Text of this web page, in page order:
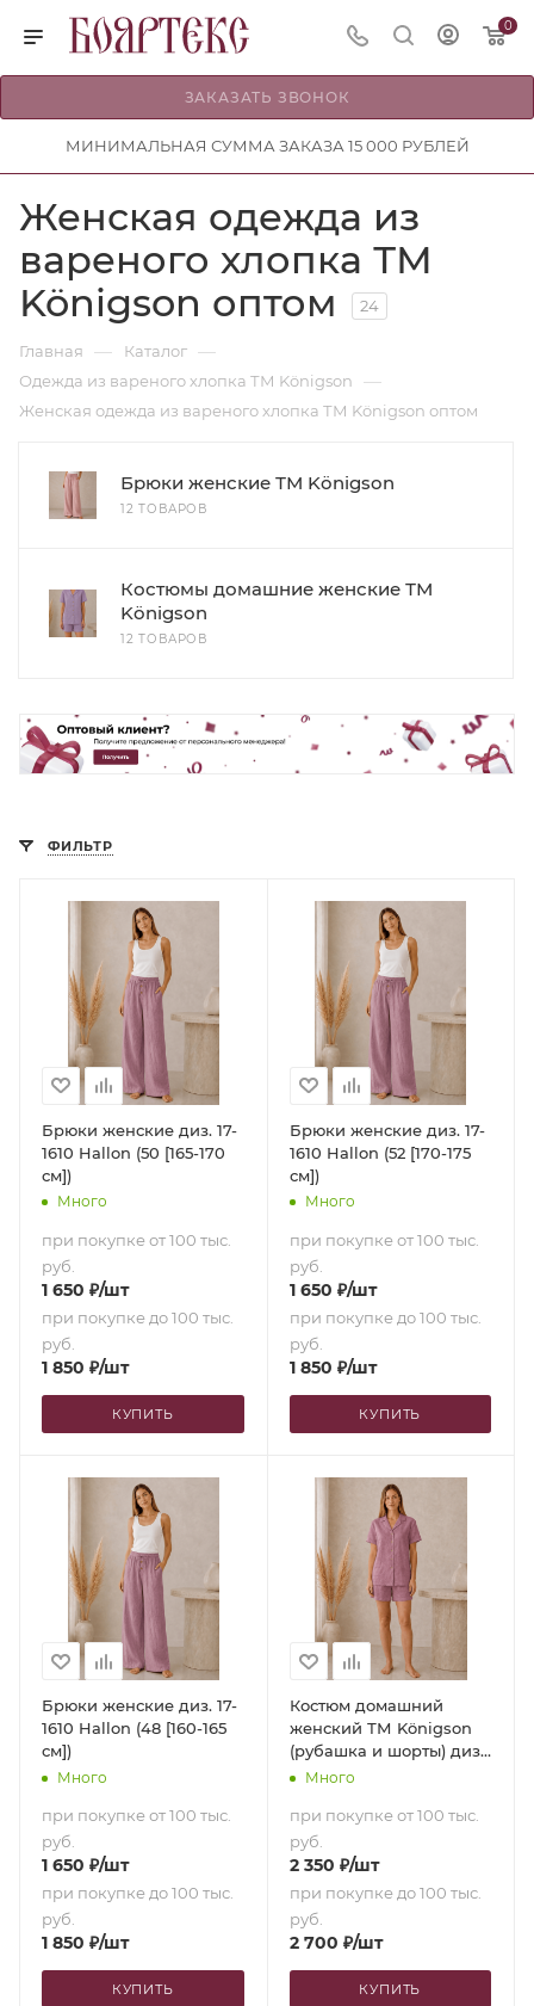
0
ЗАКАЗАТЬ ЗВОНОК
МИНИМАЛЬНАЯ СУММА ЗАКАЗА 15 000 РУБЛЕЙ
Женская одежда из
вареного хлопка ТМ
Königson оптом
24
Главная — Каталог —
Одежда из вареного хлопка ТМ Königson —
Женская одежда из вареного хлопка ТМ Königson оптом
Брюки женские ТМ Königson
12 ТОВАРОВ
Костюмы домашние женские ТМ
Königson
12 ТОВАРОВ
ФИЛЬТР
Брюки женские диз. 17-
1610 Hallon (50 [165-170
см])
Много
при покупке от 100 тыс.
руб.
1 650 ₽/шт
при покупке до 100 тыс.
руб.
1 850 ₽/шт
КУПИТЬ
Брюки женские диз. 17-
1610 Hallon (52 [170-175
см])
Много
при покупке от 100 тыс.
руб.
1 650 ₽/шт
при покупке до 100 тыс.
руб.
1 850 ₽/шт
КУПИТЬ
Брюки женские диз. 17-
1610 Hallon (48 [160-165
см])
Много
при покупке от 100 тыс.
руб.
1 650 ₽/шт
при покупке до 100 тыс.
руб.
1 850 ₽/шт
КУПИТЬ
Костюм домашний
женский ТМ Königson
(рубашка и шорты) диз.
17-1610 Hallon (50 [165-
Много
при покупке от 100 тыс.
руб.
2 350 ₽/шт
при покупке до 100 тыс.
руб.
2 700 ₽/шт
КУПИТЬ